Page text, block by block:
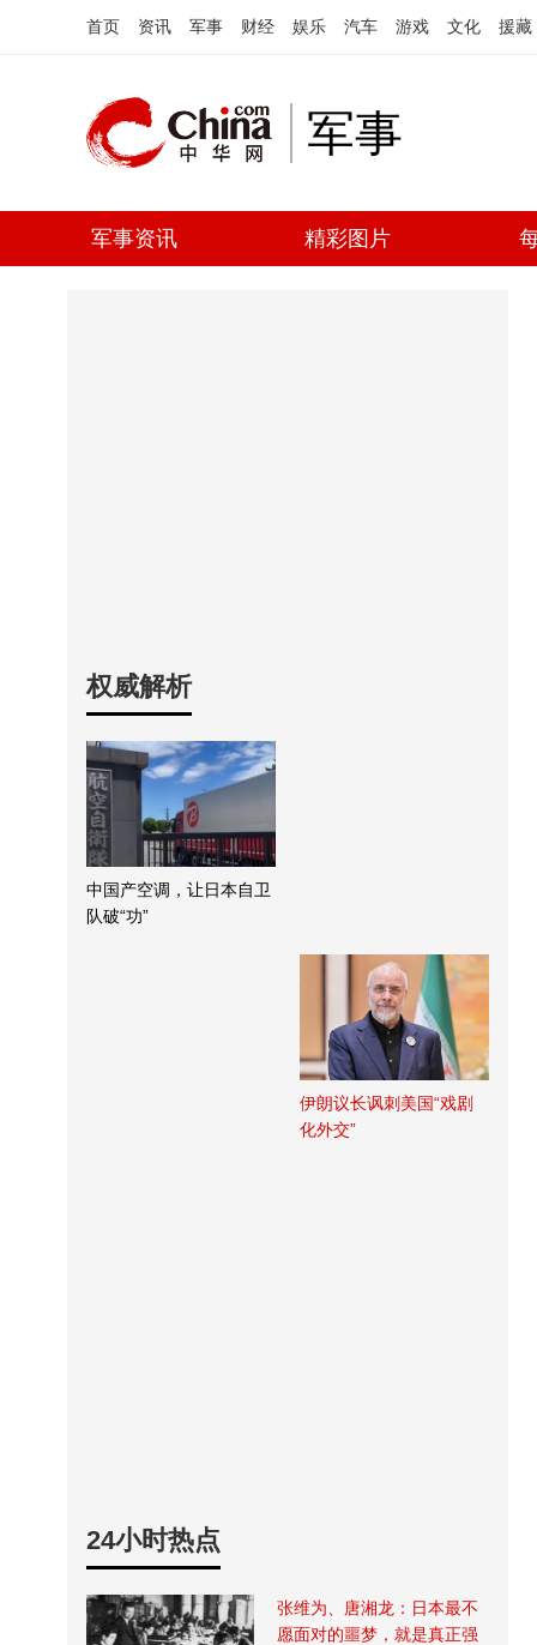
首页 资讯 军事 财经 娱乐 汽车 游戏 文化 援藏
军事
军事资讯 精彩图片
权威解析
中国产空调，让日本自卫
队破“功”
伊朗议长讽刺美国“戏剧
化外交”
24小时热点
张维为、唐湘龙：日本最不
愿面对的噩梦，就是真正强